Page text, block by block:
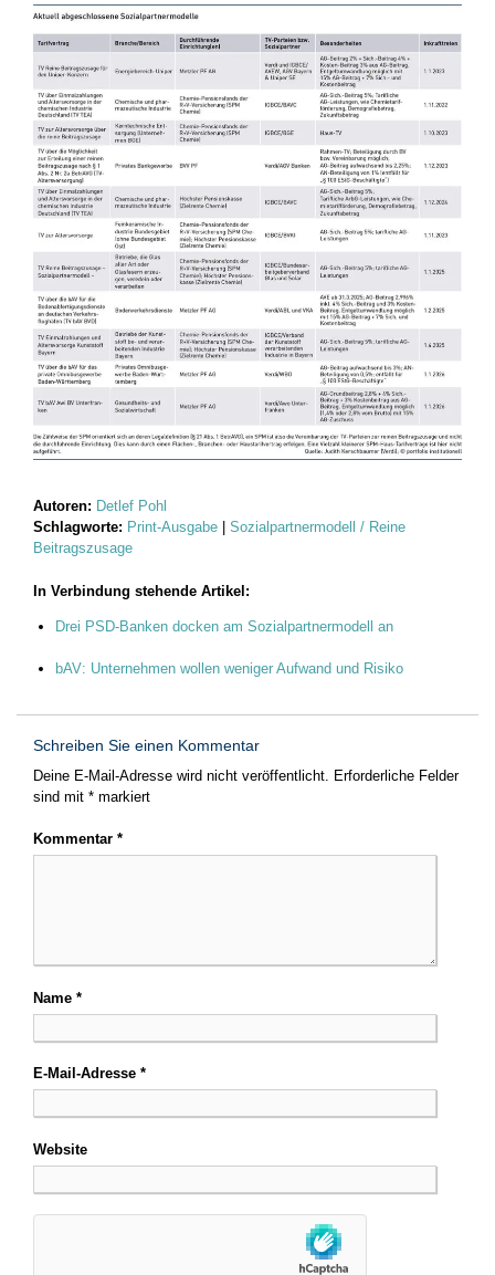
Autoren: Detlef Pohl
Schlagworte: Print-Ausgabe
Sozialpartnermodell / Reine
Beitragszusage
In Verbindung stehende Artikel:
Drei PSD-Banken docken am Sozialpartnermodell an
bAV: Unternehmen wollen weniger Aufwand und Risiko
Schreiben Sie einen Kommentar
Deine E-Mail-Adresse wird nicht veröffentlicht. Erforderliche Felder
sind mit * markiert
Kommentar *
Name *
E-Mail-Adresse *
Website